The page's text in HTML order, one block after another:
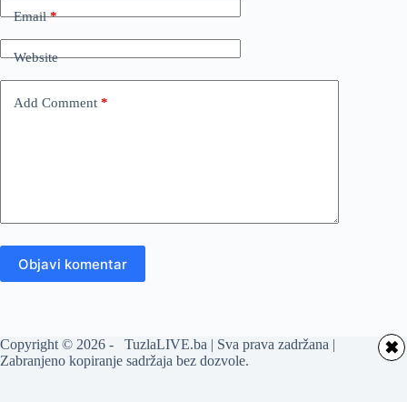
Email*
Website
Add Comment *
Objavi komentar
Copyright © 2026 - TuzlaLIVE.ba | Sva prava zadržana |
Zabranjeno kopiranje sadržaja bez dozvole.
✖